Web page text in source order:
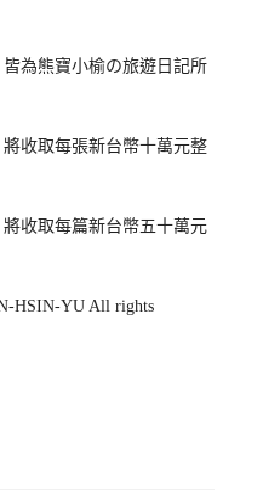
為熊寶小榆の旅遊日記所
收取每張新台幣十萬元整
收取每篇新台幣五十萬元
HSIN-YU All rights